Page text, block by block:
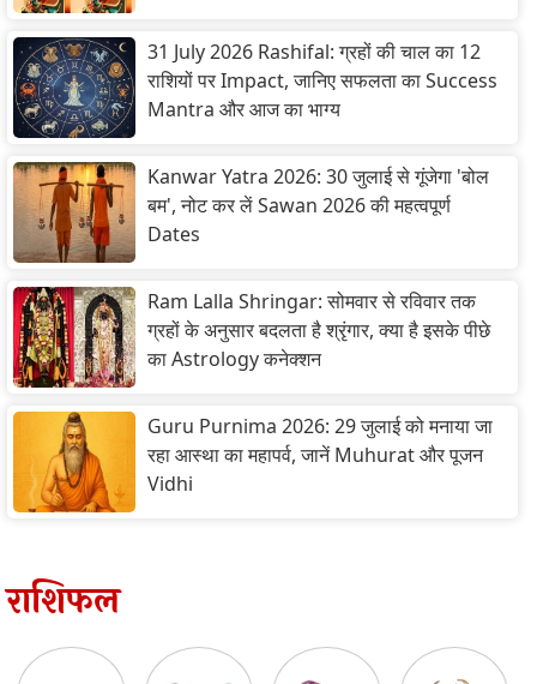
31 July 2026 Rashifal: ग्रहों की चाल का 12
राशियों पर Impact, जानिए सफलता का Success
Mantra और आज का भाग्य
Kanwar Yatra 2026: 30 जुलाई से गूंजेगा 'बोल
बम', नोट कर लें Sawan 2026 की महत्वपूर्ण
Dates
Ram Lalla Shringar: सोमवार से रविवार तक
ग्रहों के अनुसार बदलता है श्रृंगार, क्या है इसके पीछे
का Astrology कनेक्शन
Guru Purnima 2026: 29 जुलाई को मनाया जा
रहा आस्था का महापर्व, जानें Muhurat और पूजन
Vidhi
राशिफल